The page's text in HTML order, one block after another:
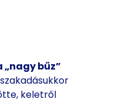
bűz”
keletről